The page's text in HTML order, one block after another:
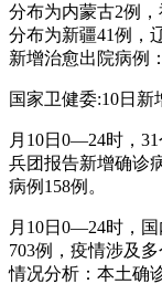
分布为内蒙古2例，
分布为新疆41例，
新增治愈出院病例
国家卫健委:10日新
月10日0—24时，
兵团报告新增确诊
病例158例。
月10日0—24时，
703例，疫情涉及
情况分析：本土确